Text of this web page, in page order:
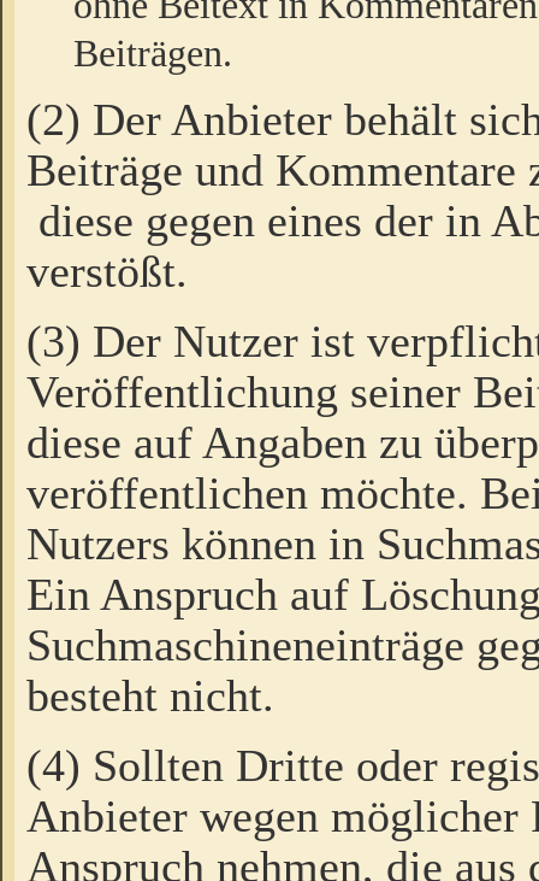
Beiträgen.
(2) Der Anbieter behält
Beiträge und Kommentare
diese gegen eines der in
verstößt.
(3) Der Nutzer ist
Veröffentlichung seiner
diese auf Angaben zu
veröffentlichen möchte.
Nutzers können in
Ein Anspruch auf
Suchmaschineneinträge
besteht nicht.
(4) Sollten Dritte oder
Anbieter wegen möglicher
Anspruch nehmen, die